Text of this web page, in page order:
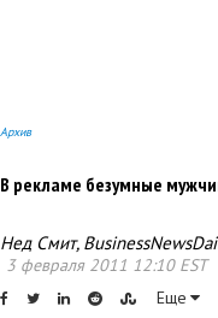
Архив
В рекламе безумные
Нед Смит,
3 февраля 2011 12:10 EST
Еще